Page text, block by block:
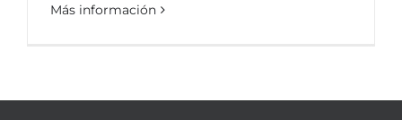
Más información